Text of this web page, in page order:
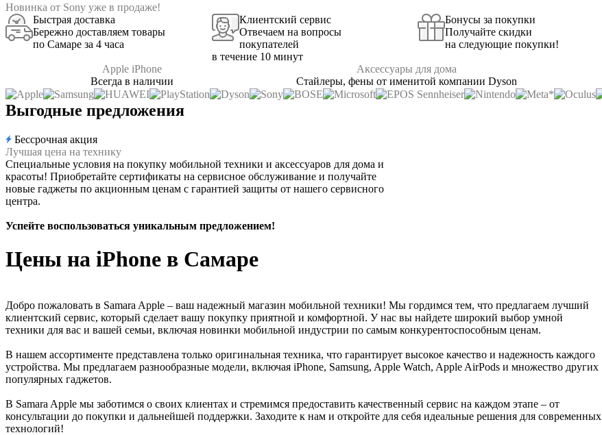
Новинка от Sony уже в продаже!
Быстрая доставка
Бережно доставляем товары
по Самаре за 4 часа
Клиентский сервис
Отвечаем на вопросы
покупателей
в течение 10 минут
Бонусы за покупки
Получайте скидки
на следующие покупки!
Apple iPhone
Всегда в наличии
Аксессуары для дома
Стайлеры, фены от именитой компании Dyson
Выгодные предложения
Бессрочная акция
Лучшая цена на технику
Специальные условия на покупку мобильной техники и аксессуаров для дома и
красоты! Приобретайте сертификаты на сервисное обслуживание и получайте
новые гаджеты по акционным ценам с гарантией защиты от нашего сервисного
центра.
Успейте воспользоваться уникальным предложением!
Цены на iPhone в Самаре
Добро пожаловать в Samara Apple – ваш надежный магазин мобильной техники! Мы гордимся тем, что предлагаем лучший
клиентский сервис, который сделает вашу покупку приятной и комфортной. У нас вы найдете широкий выбор умной
техники для вас и вашей семьи, включая новинки мобильной индустрии по самым конкурентоспособным ценам.
В нашем ассортименте представлена только оригинальная техника, что гарантирует высокое качество и надежность каждого
устройства. Мы предлагаем разнообразные модели, включая iPhone, Samsung, Apple Watch, Apple AirPods и множество других
популярных гаджетов.
В Samara Apple мы заботимся о своих клиентах и стремимся предоставить качественный сервис на каждом этапе – от
консультации до покупки и дальнейшей поддержки. Заходите к нам и откройте для себя идеальные решения для современных
технологий!